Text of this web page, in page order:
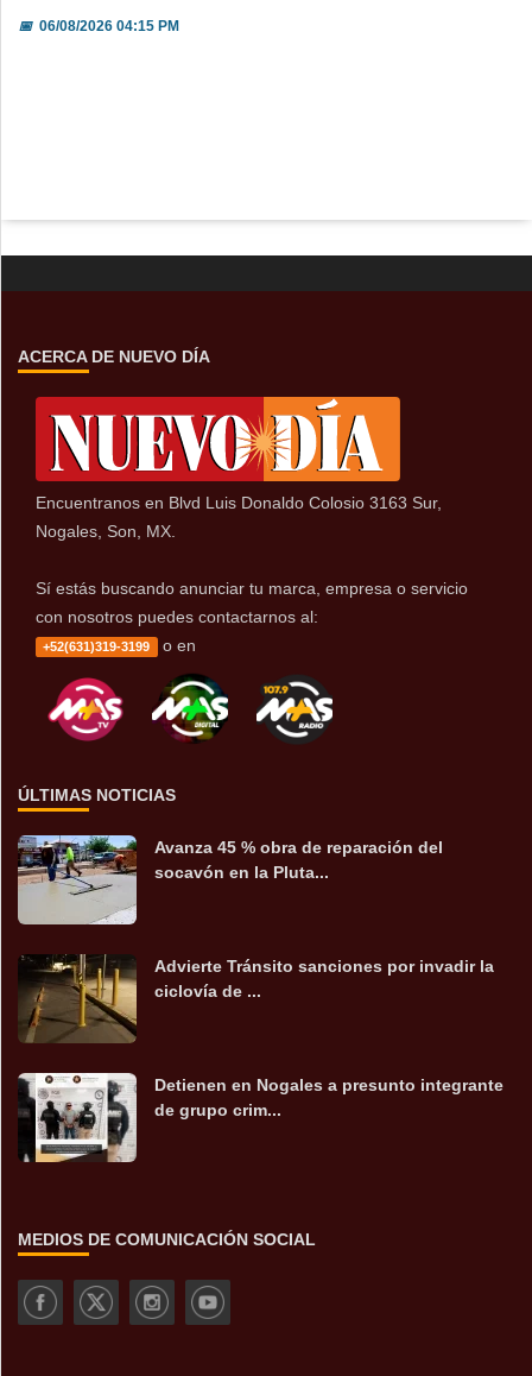
📅06/08/2026 04:15 PM
ACERCA DE NUEVO DÍA
Encuentranos en Blvd Luis Donaldo Colosio 3163 Sur,
Nogales, Son, MX.
Sí estás buscando anunciar tu marca, empresa o servicio
con nosotros puedes contactarnos al:
+52(631)319-3199 o en
ÚLTIMAS NOTICIAS
Avanza 45 % obra de reparación del
socavón en la Pluta...
Advierte Tránsito sanciones por invadir la
ciclovía de ...
Detienen en Nogales a presunto integrante
de grupo crim...
MEDIOS DE COMUNICACIÓN SOCIAL